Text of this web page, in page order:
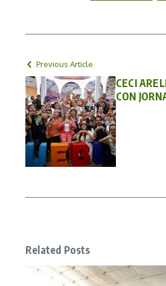
Previous Article
CECI
CON
Related Posts